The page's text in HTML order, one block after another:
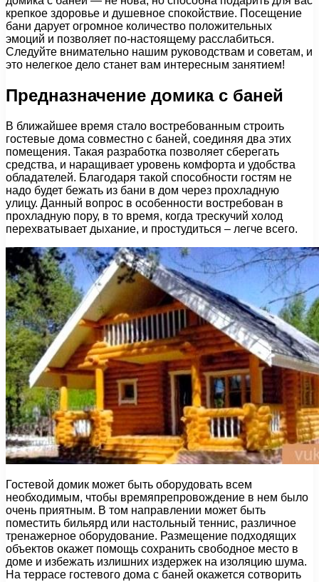
крепкое здоровье и душевное спокойствие. Посещение
бани дарует огромное количество положительных
эмоций и позволяет по-настоящему расслабиться.
Следуйте внимательно нашим руководствам и советам, и
это нелегкое дело станет вам интересным занятием!
Предназначение домика с баней
В ближайшее время стало востребованным строить
гостевые дома совместно с баней, соединяя два этих
помещения. Такая разработка позволяет сберегать
средства, и наращивает уровень комфорта и удобства
обладателей. Благодаря такой способности гостям не
надо будет бежать из бани в дом через прохладную
улицу. Данный вопрос в особенности востребован в
прохладную пору, в то время, когда трескучий холод
перехватывает дыхание, и простудиться – легче всего.
Гостевой домик может быть оборудовать всем
необходимым, чтобы времяпрепровождение в нем было
очень приятным. В том направлении может быть
поместить бильярд или настольный теннис, различное
тренажерное оборудование. Размещение подходящих
объектов окажет помощь сохранить свободное место в
доме и избежать излишних издержек на изоляцию шума.
На террасе гостевого дома с баней окажется сотворить